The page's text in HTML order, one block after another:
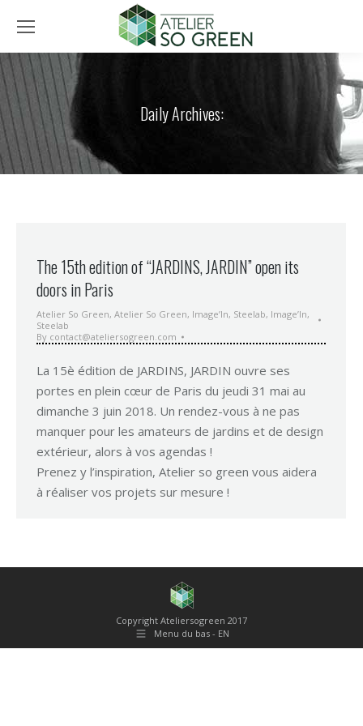
Daily Archives:
The 15th edition of “JARDINS, JARDIN” open its
doors in Paris
Atelier So Green, Atelier So Green, Image’In, Steelab, Image’In,
Steelab
By contact@ateliersogreen.com
La 15è édition de JARDINS, JARDIN ouvre ses
portes en plein cœur de Paris du jeudi 31 mai au
dimanche 3 juin 2018. Un rendez-vous à ne pas
manquer pour les amateurs de jardins et de design
extérieur, alors à vos agendas !
Prenez y l’inspiration, Atelier so green vous aidera
à réaliser vos projets sur mesure !
Copyright Ateliersogreen 2017
Menu du bas - EN